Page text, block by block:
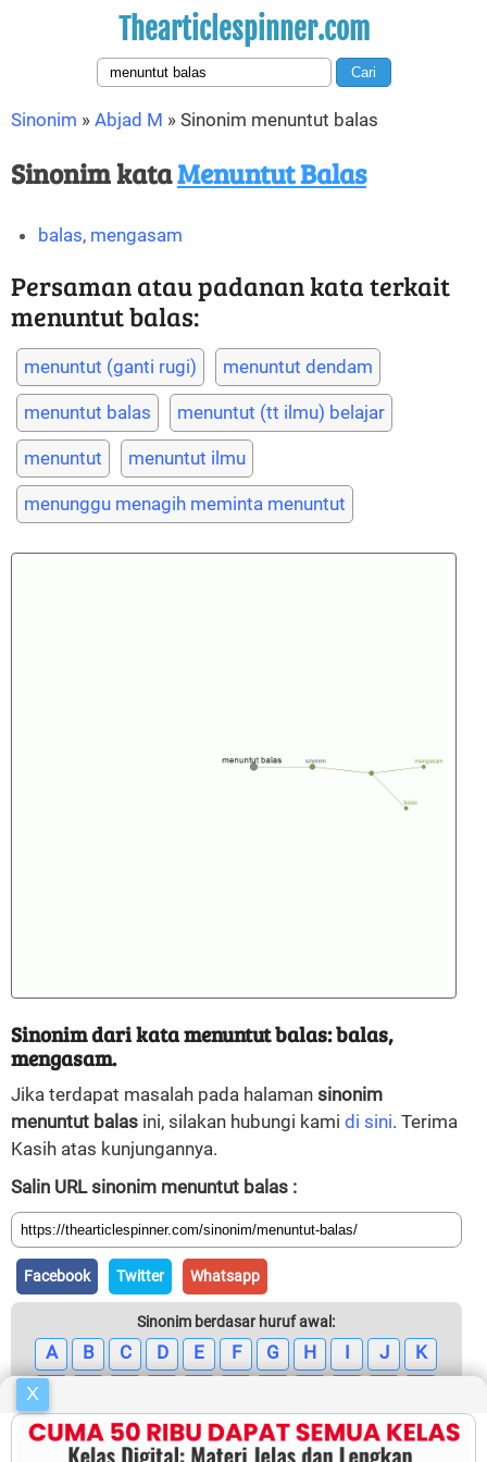
Thearticlespinner.com
X
Sinonim » Abjad M » Sinonim menuntut balas
Sinonim kataMenuntut Balas
balas, mengasam
Persaman atau padanan kata terkait
menuntut balas:
menuntut (ganti rugi) menuntut dendam
menuntut balas menuntut (tt ilmu) belajar
menuntut menuntut ilmu
menunggu menagih meminta menuntut
Sinonim dari kata menuntut balas: balas,
mengasam.
Jika terdapat masalah pada halaman sinonim
menuntut balas ini, silakan hubungi kami di sini. Terima
Kasih atas kunjungannya.
Salin URL sinonim menuntut balas :
Facebook Twitter Whatsapp
Sinonim berdasar huruf awal:
A B C D E F G H I J
K
W
X Y Z